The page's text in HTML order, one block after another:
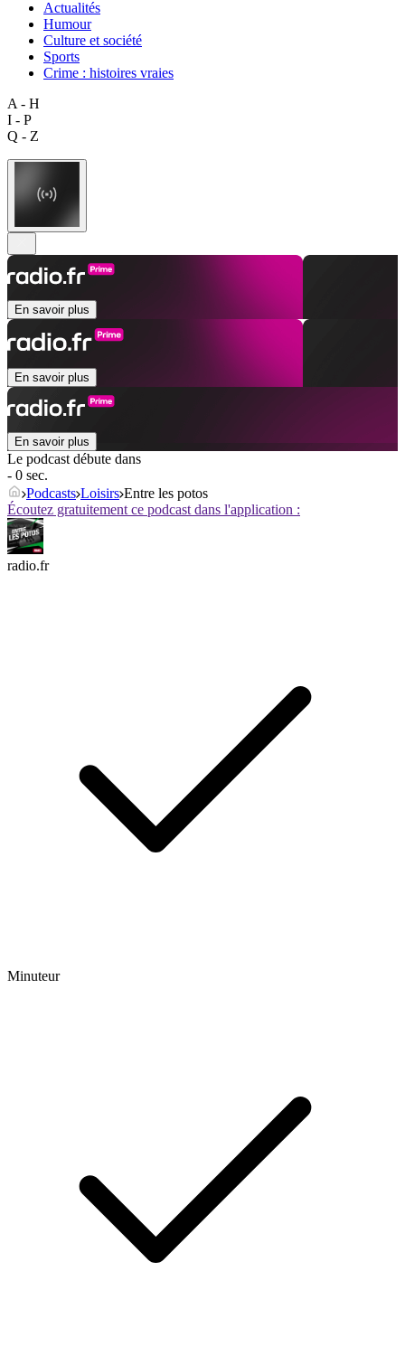
Actualités
Humour
Culture et société
Sports
Crime : histoires vraies
A - H
I - P
Q - Z
En savoir plus
En savoir plus
En savoir plus
Le podcast débute dans
- 0 sec.
Podcasts Loisirs Entre les potos
Écoutez gratuitement ce podcast dans l'application :
radio.fr
Minuteur